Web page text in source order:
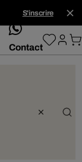
S'inscrire
whatsApp
Contact